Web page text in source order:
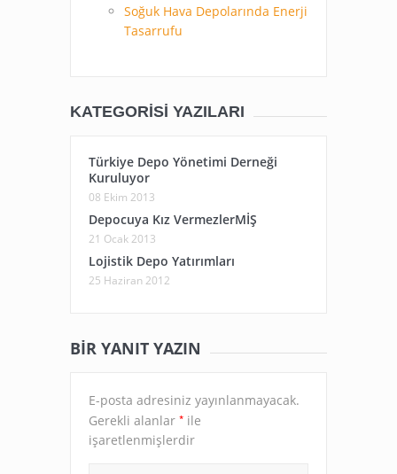
Soğuk Hava Depolarında Enerji
Tasarrufu
KATEGORISI YAZILARI
Türkiye Depo Yönetimi Derneği
Kuruluyor
08 Ekim 2013
Depocuya Kız VermezlerMİŞ
21 Ocak 2013
Lojistik Depo Yatırımları
25 Haziran 2012
BIR YANIT YAZIN
E-posta adresiniz yayınlanmayacak.
Gerekli alanlar * ile
işaretlenmişlerdir